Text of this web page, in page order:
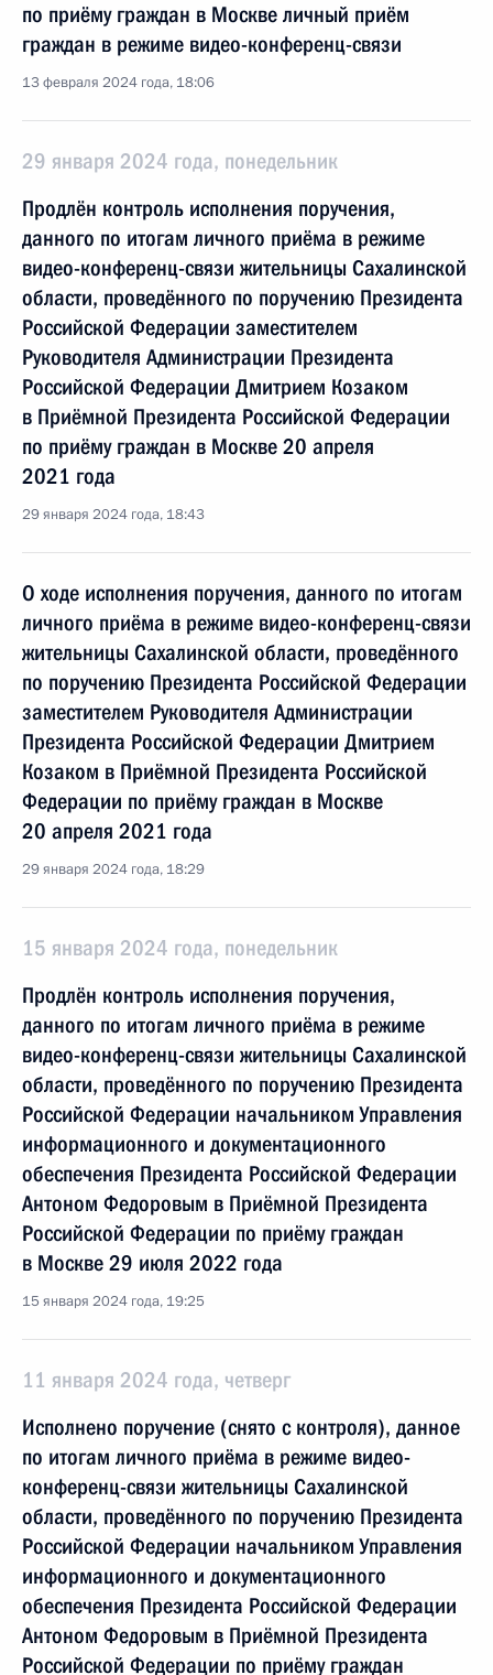
по приёму граждан в Москве личный приём
граждан в режиме видео-конференц-связи
13 февраля 2024 года, 18:06
29 января 2024 года, понедельник
Продлён контроль исполнения поручения,
данного по итогам личного приёма в режиме
видео-конференц-связи жительницы Сахалинской
области, проведённого по поручению Президента
Российской Федерации заместителем
Руководителя Администрации Президента
Российской Федерации Дмитрием Козаком
в Приёмной Президента Российской Федерации
по приёму граждан в Москве 20 апреля
2021 года
29 января 2024 года, 18:43
О ходе исполнения поручения, данного по итогам
личного приёма в режиме видео-конференц-связи
жительницы Сахалинской области, проведённого
по поручению Президента Российской Федерации
заместителем Руководителя Администрации
Президента Российской Федерации Дмитрием
Козаком в Приёмной Президента Российской
Федерации по приёму граждан в Москве
20 апреля 2021 года
29 января 2024 года, 18:29
15 января 2024 года, понедельник
Продлён контроль исполнения поручения,
данного по итогам личного приёма в режиме
видео-конференц-связи жительницы Сахалинской
области, проведённого по поручению Президента
Российской Федерации начальником Управления
информационного и документационного
обеспечения Президента Российской Федерации
Антоном Федоровым в Приёмной Президента
Российской Федерации по приёму граждан
в Москве 29 июля 2022 года
15 января 2024 года, 19:25
11 января 2024 года, четверг
Исполнено поручение (снято с контроля), данное
по итогам личного приёма в режиме видео-
конференц-связи жительницы Сахалинской
области, проведённого по поручению Президента
Российской Федерации начальником Управления
информационного и документационного
обеспечения Президента Российской Федерации
Антоном Федоровым в Приёмной Президента
Российской Федерации по приёму граждан